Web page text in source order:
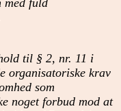
til § 2, nr. 11 i
organisatoriske krav
som
noget forbud mod at